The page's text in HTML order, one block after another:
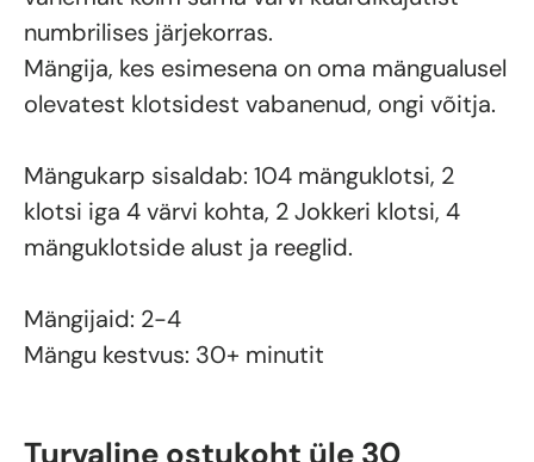
numbrilises järjekorras.
Mängija, kes esimesena on oma mängualusel
olevatest klotsidest vabanenud, ongi võitja.
Mängukarp sisaldab: 104 mänguklotsi, 2
klotsi iga 4 värvi kohta, 2 Jokkeri klotsi, 4
mänguklotside alust ja reeglid.
Mängijaid: 2-4
Mängu kestvus: 30+ minutit